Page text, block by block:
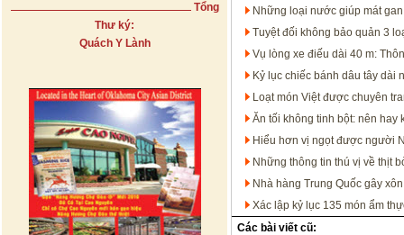
Tổng
Thư ký:
Quách Y Lành
Những loại nước giúp mát
Tuyệt đối không bảo quản 3
Vụ lòng xe điếu dài 40 m:
Kỷ lục chiếc bánh dâu tây dài
Loạt món Việt được chuyên
Ăn tối không tinh bột: nên hay
Hiểu hơn vị ngọt được người
Những thông tin thú vị về thịt
Nhà hàng Trung Quốc gây
Xác lập kỷ lục 135 món ẩm
Các bài viết cũ: